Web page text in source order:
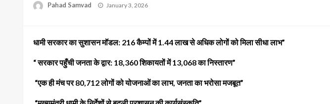
Pahad Samvad
Posted
January 3, 2026
धामी सरकार का सुशासन मॉडल: 216 कैम्पों में 1.44 लाख से अधिक लोगों को मिला सीधा लाभ”
“ सरकार पहुँची जनता के द्वार: 18,360 शिकायतों में 13,068 का निस्तारण”
“एक ही मंच पर 80,712 लोगों को योजनाओं का लाभ, जनता का भरोसा मजबूत”